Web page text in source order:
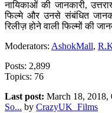
नायिकाओं की जानकारी,
फिल्मे और उनसे संबंधित
रिलीज़ होने वाली फिल्मों की
Moderators: AshokMall,
Posts: 2,899
Topics: 76
Last post: March 18, 2018,
So... by CrazyUK_Films